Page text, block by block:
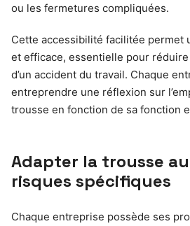
ou les fermetures compliquées.
Cette accessibilité facilitée permet
et efficace, essentielle pour
d’un accident du travail. Chaque
entreprendre une réflexion sur
trousse en fonction de sa fonction
Adapter la trousse
risques spécifiques
Chaque entreprise possède ses